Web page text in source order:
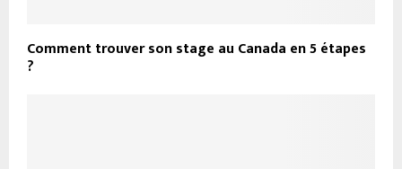
Comment trouver son stage au Canada en 5 étapes
?